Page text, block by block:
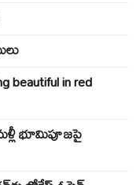
beautiful in red
భూమిపూజపై